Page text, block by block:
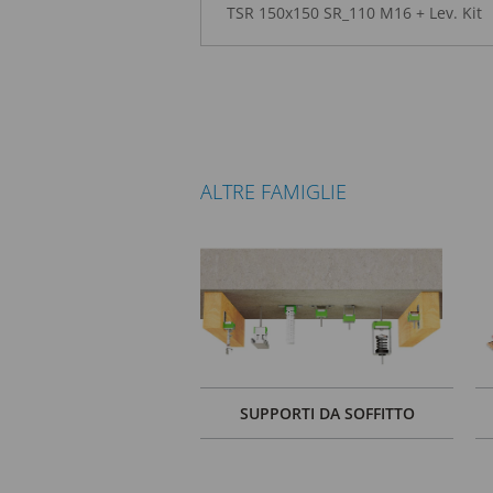
TSR 150x150 SR_110 M16 + Lev. Kit
ALTRE FAMIGLIE
SUPPORTI DA SOFFITTO